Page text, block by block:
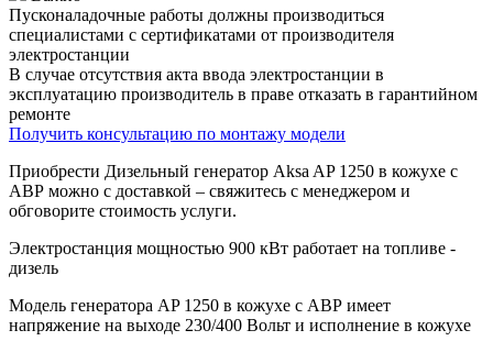
Пусконаладочные работы должны производиться
специалистами с сертификатами от производителя
электростанции
В случае отсутствия акта ввода электростанции в
эксплуатацию производитель в праве отказать в гарантийном
ремонте
Получить консультацию по монтажу модели
Приобрести Дизельный генератор Aksa AP 1250 в кожухе с
АВР можно с доставкой – свяжитесь с менеджером и
обговорите стоимость услуги.
Электростанция мощностью 900 кВт работает на топливе -
дизель
Модель генератора AP 1250 в кожухе с АВР имеет
напряжение на выходе 230/400 Вольт и исполнение в кожухе